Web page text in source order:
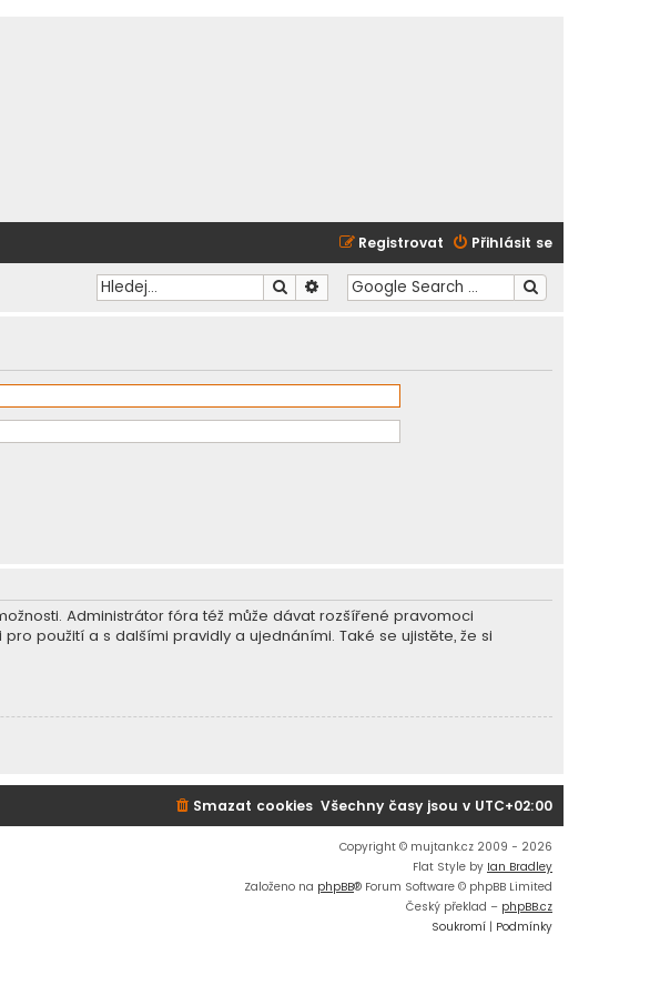
Přihlásit se
Registrovat
Hledat Pokročilé hledání
Administrátor fóra též může dávat rozšířené pravomoci
použití a s dalšími pravidly a ujednáními. Také se ujistěte, že si
Všechny časy jsou v UTC+02:00
Smazat cookies
Copyright © mujtank.cz 2009 - 2026
Flat Style by Ian Bradley
Založeno na phpBB® Forum Software © phpBB Limited
Český překlad – phpBB.cz
Soukromí | Podmínky